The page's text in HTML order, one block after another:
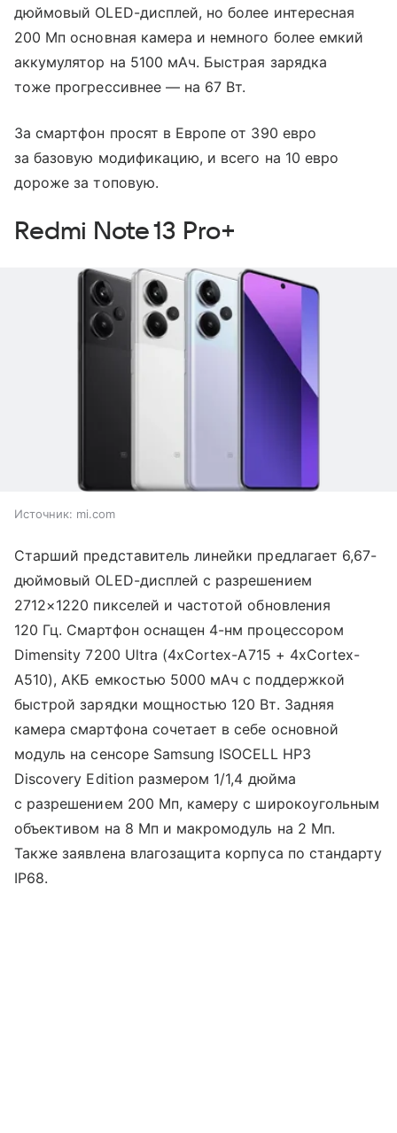
дюймовый OLED-дисплей, но более интересная
200 Мп основная камера и немного более емкий
аккумулятор на 5100 мАч. Быстрая зарядка
тоже прогрессивнее — на 67 Вт.
За смартфон просят в Европе от 390 евро
за базовую модификацию, и всего на 10 евро
дороже за топовую.
Redmi Note 13 Pro+
Источник: mi.com
Старший представитель линейки предлагает 6,67-
дюймовый OLED-дисплей с разрешением
2712×1220 пикселей и частотой обновления
120 Гц. Смартфон оснащен 4-нм процессором
Dimensity 7200 Ultra (4хCortex-A715 + 4хCortex-
A510), АКБ емкостью 5000 мАч с поддержкой
быстрой зарядки мощностью 120 Вт. Задняя
камера смартфона сочетает в себе основной
модуль на сенсоре Samsung ISOCELL HP3
Discovery Edition размером 1/1,4 дюйма
с разрешением 200 Мп, камеру с широкоугольным
объективом на 8 Мп и макромодуль на 2 Мп.
Также заявлена влагозащита корпуса по стандарту
IP68.